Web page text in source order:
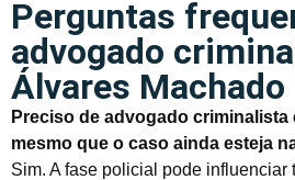
Perguntas
advogado
Álvares Machado
Preciso de advogado criminalista
mesmo que o caso ainda esteja
Sim. A fase policial pode influenciar